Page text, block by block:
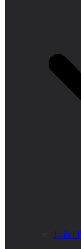
Toilet